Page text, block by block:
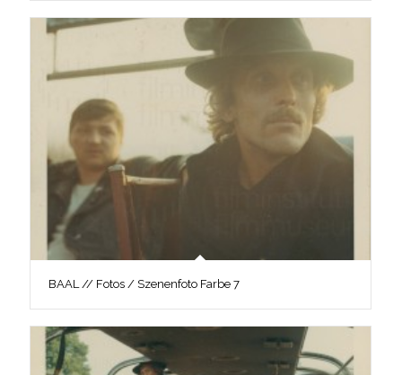
BAAL // Fotos / Szenenfoto Farbe 7